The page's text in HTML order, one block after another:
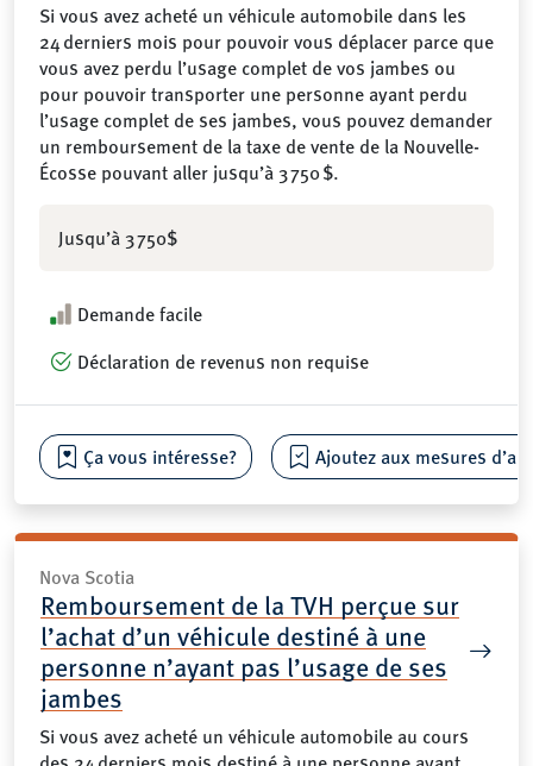
Si vous avez acheté un véhicule automobile dans les
24 derniers mois pour pouvoir vous déplacer parce que
vous avez perdu l’usage complet de vos jambes ou
pour pouvoir transporter une personne ayant perdu
l’usage complet de ses jambes, vous pouvez demander
un remboursement de la taxe de vente de la Nouvelle-
Écosse pouvant aller jusqu’à 3 750 $.
Jusqu’à 3 750$
Demande facile
Déclaration de revenus non requise
Ça vous intéresse? Ajoutez aux mesures
Nova Scotia
Remboursement de la TVH perçue sur
l’achat d’un véhicule destiné à une
personne n’ayant pas l’usage de ses
jambes
Si vous avez acheté un véhicule automobile au cours